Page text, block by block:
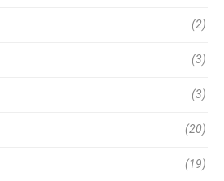
(2)
(3)
(3)
(20)
(19)